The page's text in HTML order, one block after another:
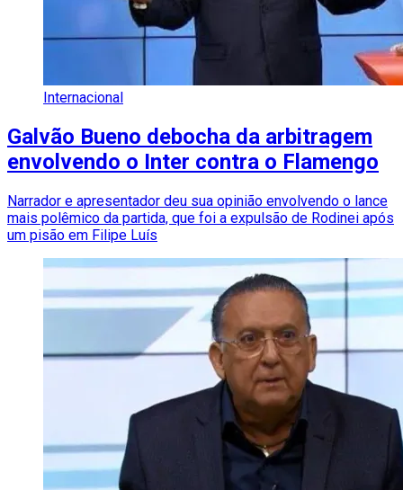
Internacional
Galvão Bueno debocha da arbitragem
envolvendo o Inter contra o Flamengo
Narrador e apresentador deu sua opinião envolvendo o lance
mais polêmico da partida, que foi a expulsão de Rodinei após
um pisão em Filipe Luís